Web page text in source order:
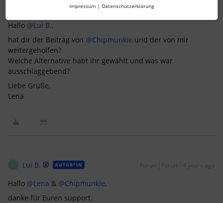
Forum|Forum|4 years ago
Hallo @Lui B.,
hat dir der Beitrag von @Chipmunkie und der von mir
weitergeholfen?
Welche Alternative habt ihr gewählt und was war
ausschlaggebend?
Liebe Grüße,
Lena
Lui B. AUTOR*IN Forum|Forum|4 years ago
Hallo @Lena & @Chipmunkie,
danke für Euren support.
Impressum | Datenschutzerklärung